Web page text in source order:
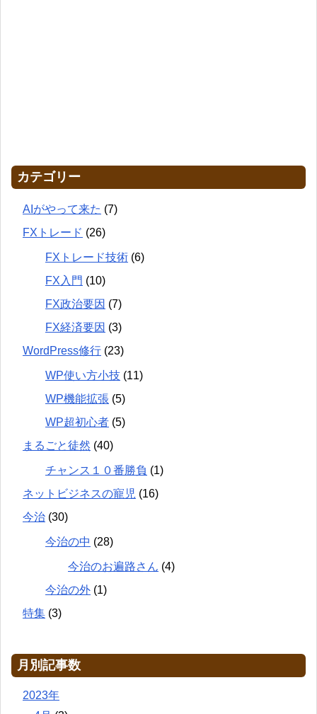
カテゴリー
AIがやって来た (7)
FXトレード (26)
FXトレード技術 (6)
FX入門 (10)
FX政治要因 (7)
FX経済要因 (3)
WordPress修行 (23)
WP使い方小技 (11)
WP機能拡張 (5)
WP超初心者 (5)
まるごと徒然 (40)
チャンス１０番勝負 (1)
ネットビジネスの寵児 (16)
今治 (30)
今治の中 (28)
今治のお遍路さん (4)
今治の外 (1)
特集 (3)
月別記事数
2023年